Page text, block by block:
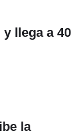
llega a 40
la